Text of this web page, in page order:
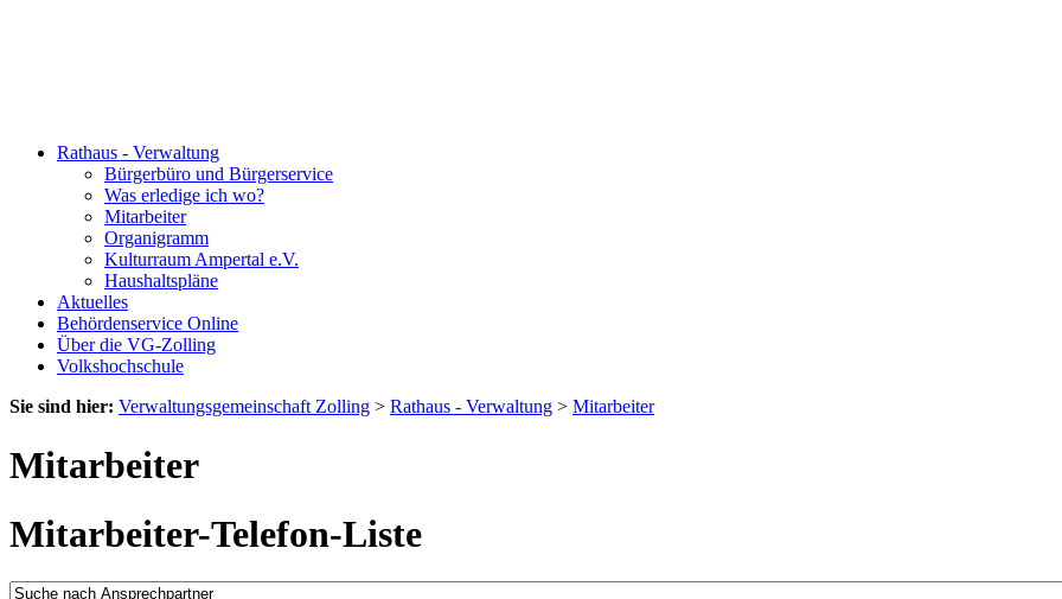
Rathaus - Verwaltung
Bürgerbüro und Bürgerservice
Was erledige ich wo?
Mitarbeiter
Organigramm
Kulturraum Ampertal e.V.
Haushaltspläne
Aktuelles
Behördenservice Online
Über die VG-Zolling
Volkshochschule
Sie sind hier: Verwaltungsgemeinschaft Zolling > Rathaus - Verwaltung > Mitarbeiter
Mitarbeiter
Mitarbeiter-Telefon-Liste